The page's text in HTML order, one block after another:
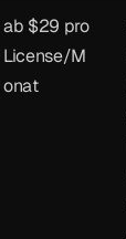
ab $29 pro
License/M
onat